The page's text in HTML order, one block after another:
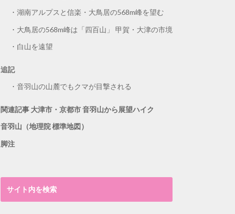
湖南アルプスと信楽・大鳥居の568m峰を望む
大鳥居の568m峰は「四百山」 甲賀・大津の市境
白山を遠望
追記
音羽山の山麓でもクマが目撃される
関連記事 大津市・京都市 音羽山から展望ハイク
音羽山（地理院 標準地図）
脚注
サイト内を検索